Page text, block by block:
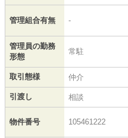
管理組合有無 -
管理員の勤務
形態
常駐
取引態様 仲介
引渡し 相談
物件番号 105461222